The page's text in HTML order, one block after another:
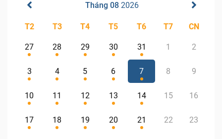
Tháng 08 2026
T2 T3 T4 T5 T6 T7 CN
27 28 29 30 31 1 2
3 4 5 6 7 8 9
10 11 12 13 14 15 16
17 18 19 20 21 22 23